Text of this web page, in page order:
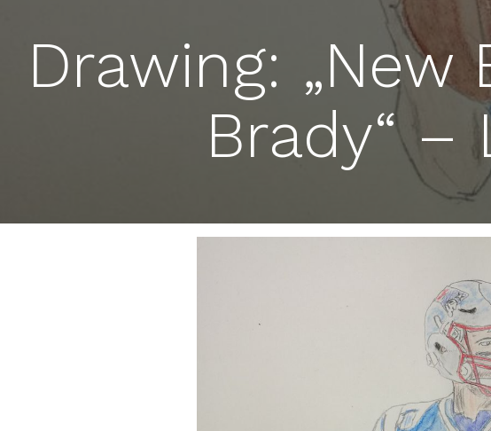
Drawing:
Brady“